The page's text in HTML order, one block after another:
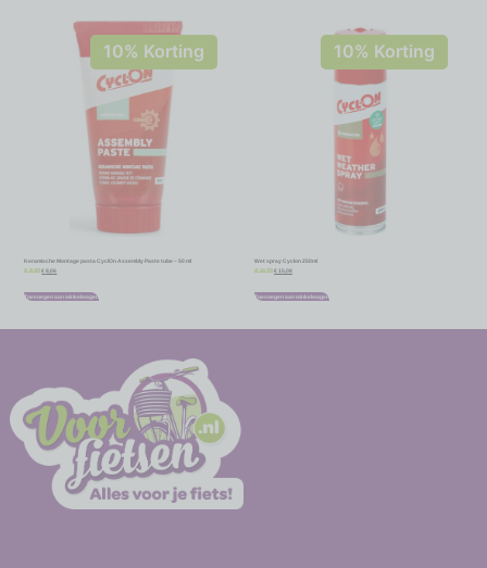
10% Korting
Keramische Montage pasta CyclOn Assembly Paste tube – 50 ml
€8,95 €8,06
Toevoegen aan winkelwagen
10% Korting
Wet spray Cyclon 250ml
16,75 €15,08
Toevoegen aan winkelwagen